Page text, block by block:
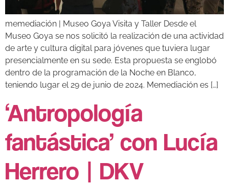
memediación | Museo Goya Visita y Taller Desde el
Museo Goya se nos solicitó la realización de una actividad
de arte y cultura digital para jóvenes que tuviera lugar
presencialmente en su sede. Esta propuesta se englobó
dentro de la programación de la Noche en Blanco,
teniendo lugar el 29 de junio de 2024. Memediación es […]
‘Antropología
fantástica’ con Lucía
Herrero | DKV